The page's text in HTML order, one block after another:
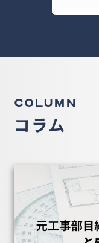
COLUMN
コラム